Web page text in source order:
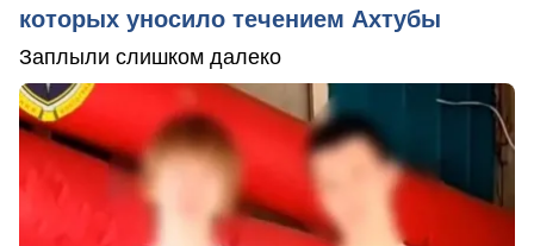
которых уносило течением Ахтубы
Заплыли слишком далеко